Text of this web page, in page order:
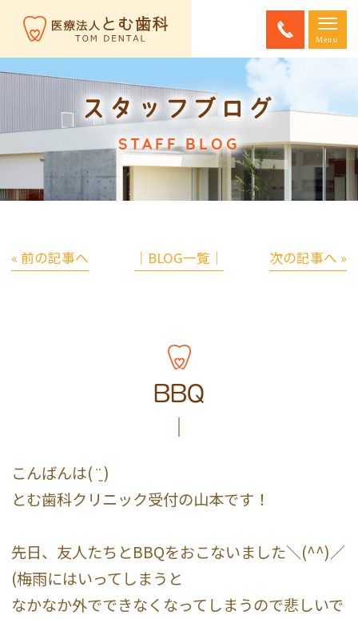
スタッフブログ
STAFF BLOG
« 前の記事へ │BLOG一覧│ 次の記事へ »
BBQ
こんばんは( ¨̮ )
とむ歯科クリニック受付の山本です！
先日、友人たちとBBQをおこないました＼(^^)／
(梅雨にはいってしまうと
なかなか外でできなくなってしまうので悲しいで